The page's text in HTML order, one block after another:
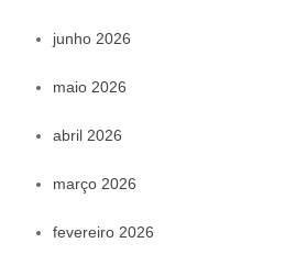
junho 2026
maio 2026
abril 2026
março 2026
fevereiro 2026